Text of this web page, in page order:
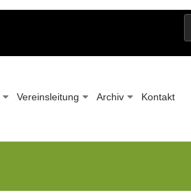
Vereinsleitung Archiv Kontakt